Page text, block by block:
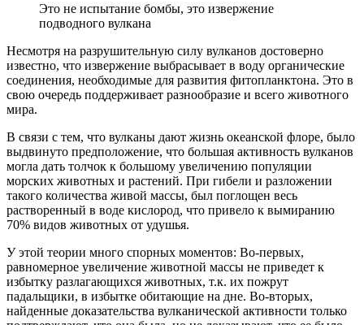
Это не испытание бомбы, это извержение
подводного вулкана
Несмотря на разрушительную силу вулканов достоверно
известно, что извержение выбрасывает в воду органические
соединения, необходимые для развития фитопланктона. Это в
свою очередь поддерживает разнообразие и всего животного
мира.
В связи с тем, что вулканы дают жизнь океанской флоре, было
выдвинуто предположение, что большая активность вулканов
могла дать толчок к большому увеличению популяции
морских животных и растений. При гибели и разложении
такого количества живой массы, был поглощен весь
растворенный в воде кислород, что привело к вымиранию
70% видов животных от удушья.
У этой теории много спорных моментов: Во-первых,
равномерное увеличение животной массы не приведет к
избытку разлагающихся животных, т.к. их пожрут
падальщики, в избытке обитающие на дне. Во-вторых,
найденные доказательства вулканической активности только